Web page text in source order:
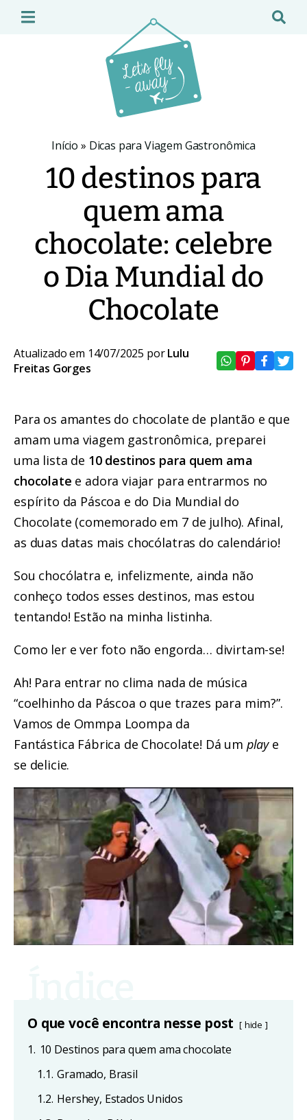
Início » Dicas para Viagem Gastronômica
10 destinos para
quem ama
chocolate: celebre
o Dia Mundial do
Chocolate
Atualizado em 14/07/2025 porLulu
Freitas Gorges
Para os amantes do chocolate de plantão e que
amam uma viagem gastronômica, preparei
uma lista de 10 destinos para quem ama
chocolate e adora viajar para entrarmos no
espírito da Páscoa e do Dia Mundial do
Chocolate (comemorado em 7 de julho). Afinal,
as duas datas mais chocólatras do calendário!
Sou chocólatra e, infelizmente, ainda não
conheço todos esses destinos, mas estou
tentando! Estão na minha listinha.
Como ler e ver foto não engorda… divirtam-se!
Ah! Para entrar no clima nada de música
“coelhinho da Páscoa o que trazes para mim?”.
Vamos de Ommpa Loompa da
Fantástica Fábrica de Chocolate! Dá um playe
se delicie.
O que você encontra nesse post hide
1. 10 Destinos para quem ama chocolate
1.1. Gramado, Brasil
1.2. Hershey, Estados Unidos